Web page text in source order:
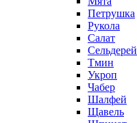
Петрушка
Рукола
Салат
Сельдерей
Тмин
Укроп
Чабер
Шалфей
Щавель